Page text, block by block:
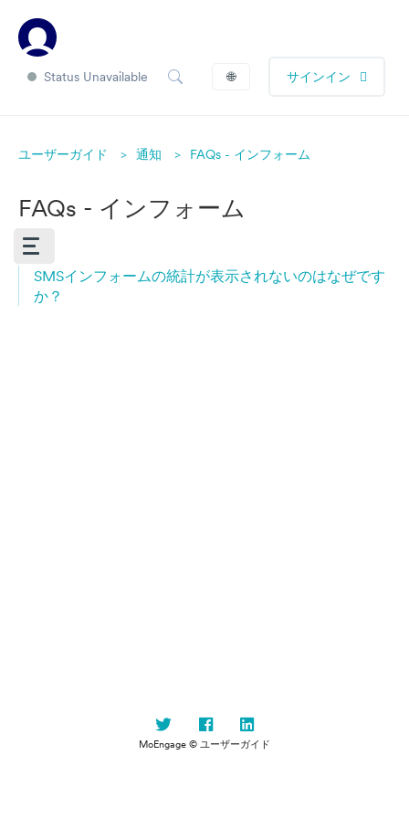
Status Unavailable 🌐 サインイン
ユーザーガイド 通知 FAQs - インフォーム
FAQs - インフォーム
SMSインフォームの統計が表示されないのはなぜです
か？
MoEngage © ユーザーガイド